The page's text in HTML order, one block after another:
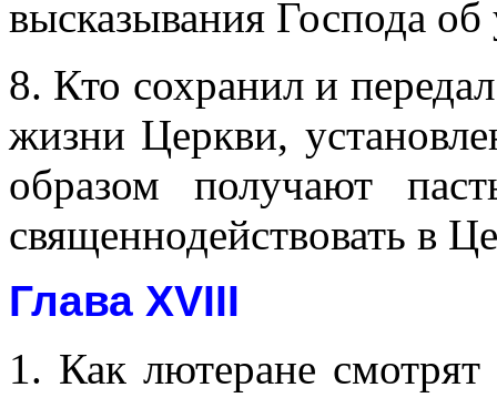
высказывания Господа
8. Кто сохранил и
жизни Церкви,
образом получают
священнодействовать в
Глава XVIII
1. Как лютеране